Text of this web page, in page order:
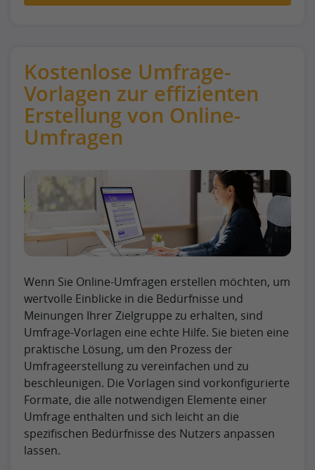
Kostenlose Umfrage-
Vorlagen zur effizienten
Erstellung von Online-
Umfragen
Wenn Sie Online-Umfragen erstellen möchten, um
wertvolle Einblicke in die Bedürfnisse und
Meinungen Ihrer Zielgruppe zu erhalten, sind
Umfrage-Vorlagen eine echte Hilfe. Sie bieten eine
praktische Lösung, um den Prozess der
Umfrageerstellung zu vereinfachen und zu
beschleunigen. Die Vorlagen sind vorkonfigurierte
Formate, die alle notwendigen Elemente einer
Umfrage enthalten und sich leicht an die
spezifischen Bedürfnisse des Nutzers anpassen
lassen.